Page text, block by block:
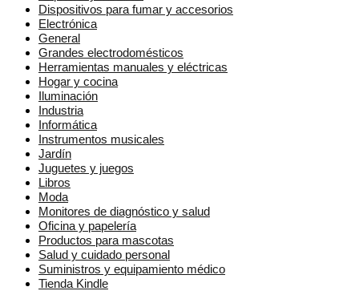
Dispositivos para fumar y accesorios
Electrónica
General
Grandes electrodomésticos
Herramientas manuales y eléctricas
Hogar y cocina
Iluminación
Industria
Informática
Instrumentos musicales
Jardín
Juguetes y juegos
Libros
Moda
Monitores de diagnóstico y salud
Oficina y papelería
Productos para mascotas
Salud y cuidado personal
Suministros y equipamiento médico
Tienda Kindle